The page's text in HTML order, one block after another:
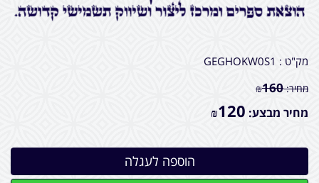
מק"ט : GEGHOKW0S1
מחיר: ₪160
מחיר מבצע: ₪120